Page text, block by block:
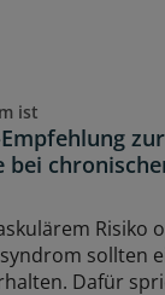
ist
zur
bei
Risiko
sollten
Dafür